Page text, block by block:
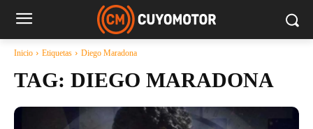
Inicio Etiquetas Diego Maradona
TAG: DIEGO MARADONA